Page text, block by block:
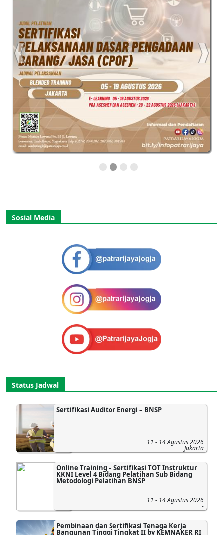
Sosial Media
Status Jadwal
Sertifikasi Auditor Energi – BNSP
11 - 14 Agustus 2026
Jakarta
Online Training – Sertifikasi TOT Instruktur
KKNI Level 4 Bidang Pelatihan Sub Bidang
Metodologi Pelatihan BNSP
11 - 14 Agustus 2026
-
Pembinaan dan Sertifikasi Tenaga Kerja
Bangunan Tinggi Tingkat II by KEMNAKER RI